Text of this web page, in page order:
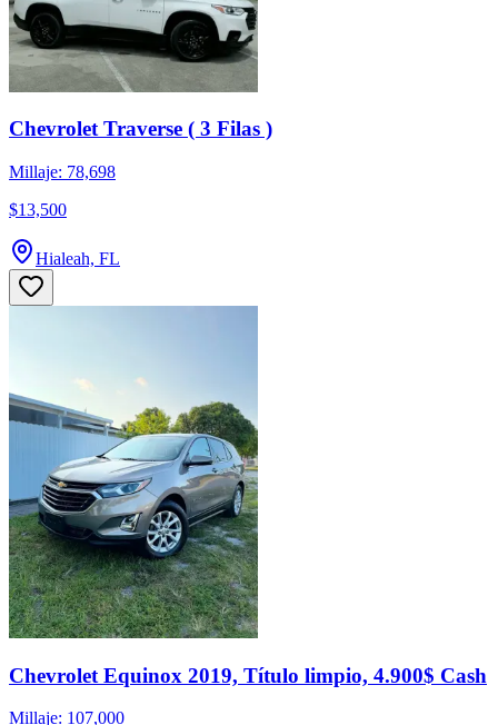
Chevrolet Traverse ( 3 Filas )
Millaje: 78,698
$13,500
Hialeah, FL
Chevrolet Equinox 2019, Título limpio, 4.900$ Cash
Millaje: 107,000